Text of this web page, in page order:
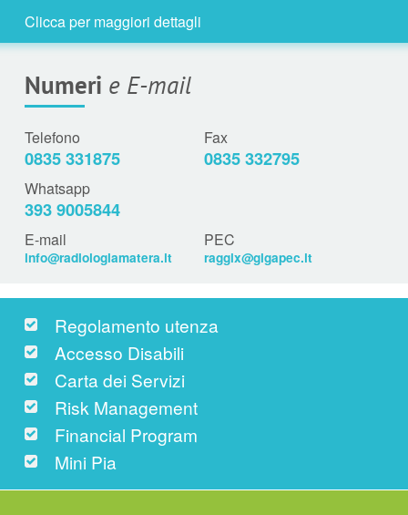
Clicca per maggiori dettagli
Numeri e E-mail
Telefono
0835 331875
Fax
0835 332795
Whatsapp
393 9005844
E-mail
info@radiologiamatera.it
PEC
raggix@gigapec.it
Regolamento utenza
Accesso Disabili
Carta dei Servizi
Risk Management
Financial Program
Mini Pia